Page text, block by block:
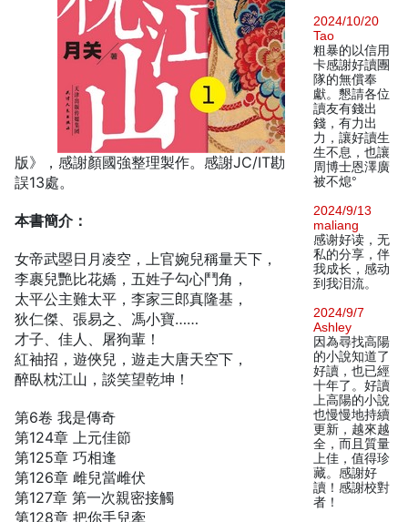
版》，感謝顏國強整理製作。感謝JC/IT勘
誤13處。
本書簡介：
女帝武曌日月凌空，上官婉兒稱量天下，
李裹兒艷比花嬌，五姓子勾心鬥角，
太平公主難太平，李家三郎真隆基，
狄仁傑、張易之、馮小寶……
才子、佳人、屠狗輩！
紅袖招，遊俠兒，遊走大唐天空下，
醉臥枕江山，談笑望乾坤！
第6卷 我是傳奇
第124章 上元佳節
第125章 巧相逢
第126章 雌兒當雌伏
第127章 第一次親密接觸
第128章 把你手兒牽
2024/10/20
Tao
粗暴的以信用
卡感謝好讀團
隊的無償奉
獻。懇請各位
讀友有錢出
錢，有力出
力，讓好讀生
生不息，也讓
周博士恩澤廣
被不熄°
2024/9/13
maliang
感谢好读，无
私的分享，伴
我成长，感动
到我泪流。
2024/9/7
Ashley
因為尋找高陽
的小說知道了
好讀，也已經
十年了。好讀
上高陽的小說
也慢慢地持續
更新，越來越
全，而且質量
上佳，值得珍
藏。感謝好
讀！感謝校對
者！